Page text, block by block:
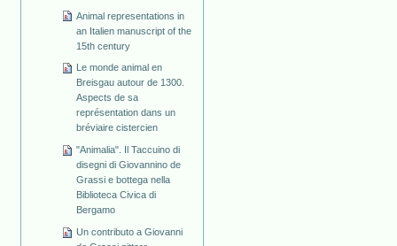
Animal representations in
an Italien manuscript of the
15th century
Le monde animal en
Breisgau autour de 1300.
Aspects de sa
représentation dans un
bréviaire cistercien
"Animalia". Il Taccuino di
disegni di Giovannino de
Grassi e bottega nella
Biblioteca Civica di
Bergamo
Un contributo a Giovanni